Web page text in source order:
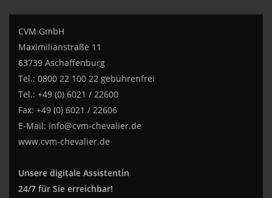
CVM GmbH
Maximilianstraße 11
63739 Aschaffenburg
Tel.: 0800 22 100 22 gebührenfrei
Tel.: +49 (0) 6021 / 22600
Fax: +49 (0) 6021 / 22606
E-Mail: info@cvm-chevalier.de
www.cvm-chevalier.de
Unsere digitale Assistentin
24/7 für Sie erreichbar!